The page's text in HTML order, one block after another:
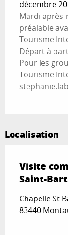
décembre
Mardi
préalable
Tourisme
Départ à
Pour les
Tourisme
Localisation
Visite
Saint-
Chapelle St
83440